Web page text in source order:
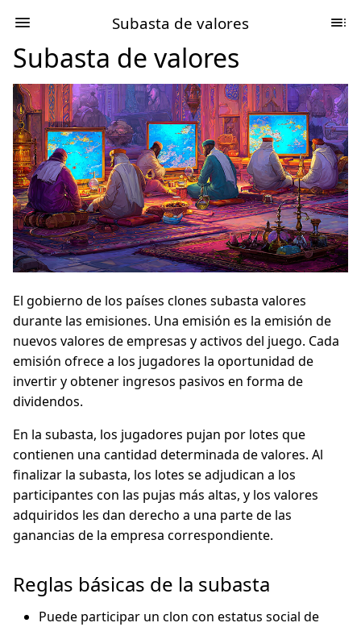
Subasta de valores
Subasta de valores
El gobierno de los países clones subasta valores
durante las emisiones. Una emisión es la emisión de
nuevos valores de empresas y activos del juego. Cada
emisión ofrece a los jugadores la oportunidad de
invertir y obtener ingresos pasivos en forma de
dividendos.
En la subasta, los jugadores pujan por lotes que
contienen una cantidad determinada de valores. Al
finalizar la subasta, los lotes se adjudican a los
participantes con las pujas más altas, y los valores
adquiridos les dan derecho a una parte de las
ganancias de la empresa correspondiente.
Reglas básicas de la subasta
Puede participar un clon con estatus social de